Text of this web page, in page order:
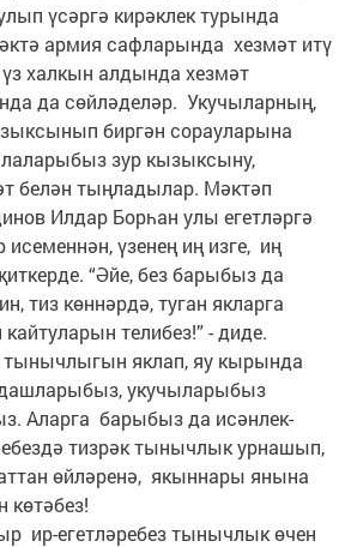
үсәргә кирәклек турында
армия сафларында хезмәт итү
үз халкын алдында хезмәт
да сөйләделәр. Укучыларның,
биргән сорауларына
зур кызыксыну,
белән тыңладылар. Мәктәп
Илдар Борһан улы егетләргә
үзенең иң изге, иң
“Әйе, без барыбыз да
тиз көннәрдә, туган якларга
телибез!” - диде.
тынычлыгын яклап, яу кырында
укучыларыбыз
Аларга барыбыз да исәнлек-
тизрәк тынычлык урнашып,
өйләренә, якыннары янына
көтәбез!
ир-егетләребез тынычлык өчен